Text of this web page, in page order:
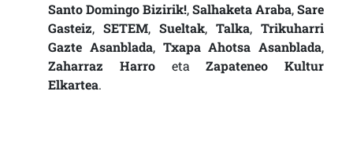
Santo Domingo Bizirik!,Salhaketa Araba,Sare
Gasteiz, SETEM,Sueltak, Talka,Trikuharri
Gazte Asanblada, Txapa Ahotsa Asanblada,
Zaharraz HarroetaZapateneo Kultur
Elkartea.